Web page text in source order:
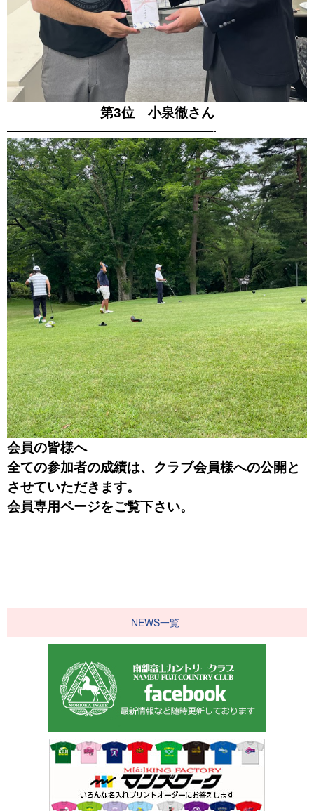
第3位 小泉徹さん
—————————————————————-
会員の皆様へ
全ての参加者の成績は、クラブ会員様への公開と
させていただきます。
会員専用ページをご覧下さい。
NEWS一覧